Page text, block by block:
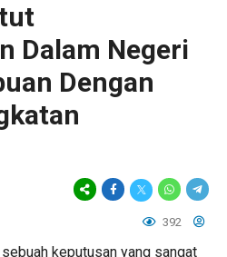
Dalam Negeri
Dengan
392
keputusan yang sangat